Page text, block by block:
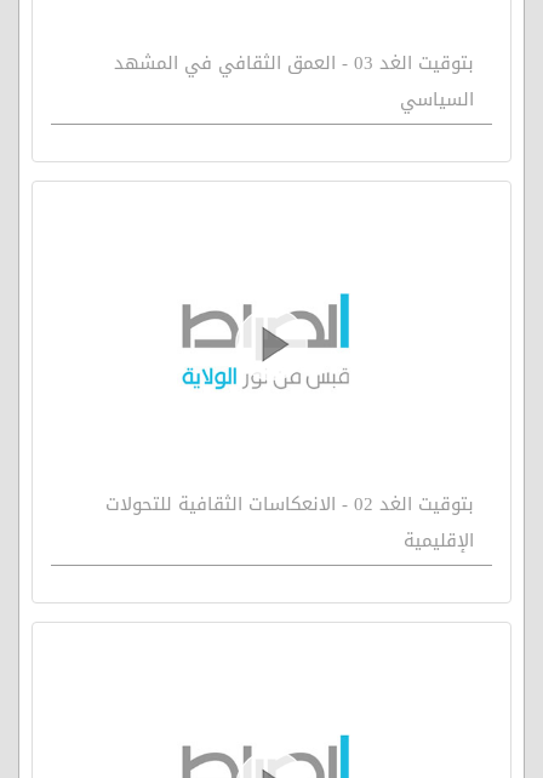
بتوقيت الغد 03 - العمق الثقافي في المشهد
السياسي
بتوقيت الغد 02 - الانعكاسات الثقافية للتحولات
الإقليمية